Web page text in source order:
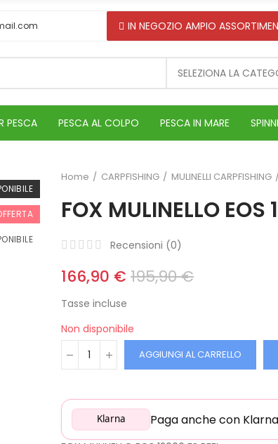
IN NEGOZIO AMPIO
SELEZIONA LA
PESCA PESCA AL COLPO PESCA IN MARE
Home CARPFISHING MULINELLI CARPFISHING
FOX MULINELLO EOS
Recensioni (0)
166,90 € 195,90 €
Tasse incluse
Non disponibile
AGGIUNGI AL CARRELLO
Klarna Paga anche con